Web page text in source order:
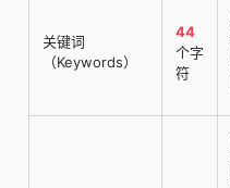
关键词
（Keywords）
44
个字
符